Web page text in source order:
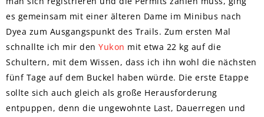
es gemeinsam mit einer älteren Dame im Minibus nach
Dyea zum Ausgangspunkt des Trails. Zum ersten Mal
schnallte ich mir den Yukon mit etwa 22 kg auf die
Schultern, mit dem Wissen, dass ich ihn wohl die nächsten
fünf Tage auf dem Buckel haben würde. Die erste Etappe
sollte sich auch gleich als große Herausforderung
entpuppen, denn die ungewohnte Last, Dauerregen und